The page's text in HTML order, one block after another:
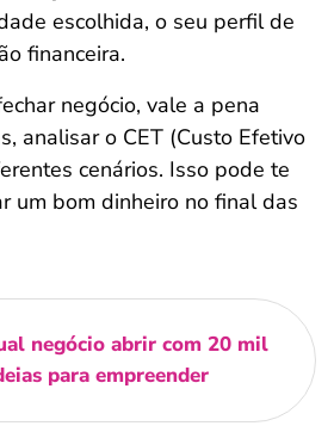
escolhida, o seu perfil de
financeira.
negócio, vale a pena
analisar o CET (Custo Efetivo
cenários. Isso pode te
um bom dinheiro no final das
negócio abrir com 20 mil
para empreender